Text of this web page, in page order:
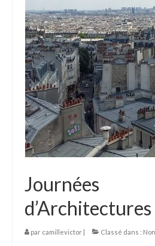
Journées
par camillevictor | Classé dans :